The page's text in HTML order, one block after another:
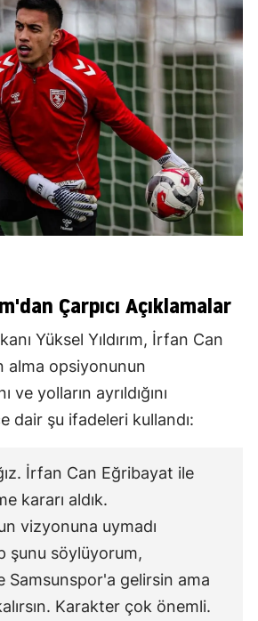
Çarpıcı Açıklamalar
Yüksel Yıldırım, İrfan Can
alma opsiyonunun
ve yolların ayrıldığını
dair şu ifadeleri kullandı:
İrfan Can Eğribayat ile
kararı aldık.
vizyonuna uymadı
şunu söylüyorum,
Samsunspor'a gelirsin ama
Karakter çok önemli.